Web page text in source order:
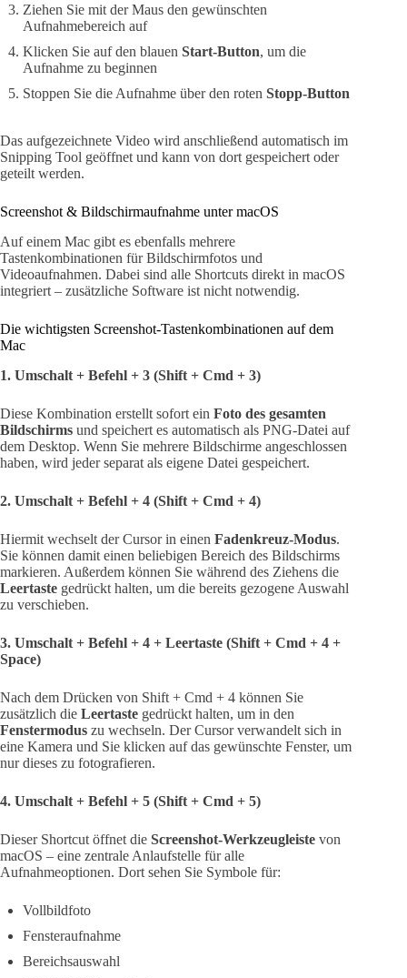
Ziehen Sie mit der Maus den gewünschten
Aufnahmebereich auf
Klicken Sie auf den blauen Start-Button, um die
Aufnahme zu beginnen
Stoppen Sie die Aufnahme über den roten Stopp-Button
Das aufgezeichnete Video wird anschließend automatisch im
Snipping Tool geöffnet und kann von dort gespeichert oder
geteilt werden.
Screenshot & Bildschirmaufnahme unter macOS
Auf einem Mac gibt es ebenfalls mehrere
Tastenkombinationen für Bildschirmfotos und
Videoaufnahmen. Dabei sind alle Shortcuts direkt in macOS
integriert – zusätzliche Software ist nicht notwendig.
Die wichtigsten Screenshot-Tastenkombinationen auf dem
Mac
1. Umschalt + Befehl + 3 (Shift + Cmd + 3)
Diese Kombination erstellt sofort ein Foto des gesamten
Bildschirms und speichert es automatisch als PNG-Datei auf
dem Desktop. Wenn Sie mehrere Bildschirme angeschlossen
haben, wird jeder separat als eigene Datei gespeichert.
2. Umschalt + Befehl + 4 (Shift + Cmd + 4)
Hiermit wechselt der Cursor in einen Fadenkreuz-Modus.
Sie können damit einen beliebigen Bereich des Bildschirms
markieren. Außerdem können Sie während des Ziehens die
Leertaste gedrückt halten, um die bereits gezogene Auswahl
zu verschieben.
3. Umschalt + Befehl + 4 + Leertaste (Shift + Cmd + 4 +
Space)
Nach dem Drücken von Shift + Cmd + 4 können Sie
zusätzlich die Leertaste gedrückt halten, um in den
Fenstermodus zu wechseln. Der Cursor verwandelt sich in
eine Kamera und Sie klicken auf das gewünschte Fenster, um
nur dieses zu fotografieren.
4. Umschalt + Befehl + 5 (Shift + Cmd + 5)
Dieser Shortcut öffnet die Screenshot-Werkzeugleiste von
macOS – eine zentrale Anlaufstelle für alle
Aufnahmeoptionen. Dort sehen Sie Symbole für:
Vollbildfoto
Fensteraufnahme
Bereichsauswahl